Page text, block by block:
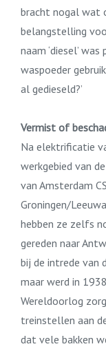
bracht nogal wat
belangstelling
naam ‘diesel’
waspoeder
al gedieseld?’
Vermist of
Na elektrificatie
werkgebied van
van Amsterdam
Groningen/
hebben ze zelfs
gereden naar
bij de intrede van
maar werd in
Wereldoorlog
treinstellen aan
dat vele bakken